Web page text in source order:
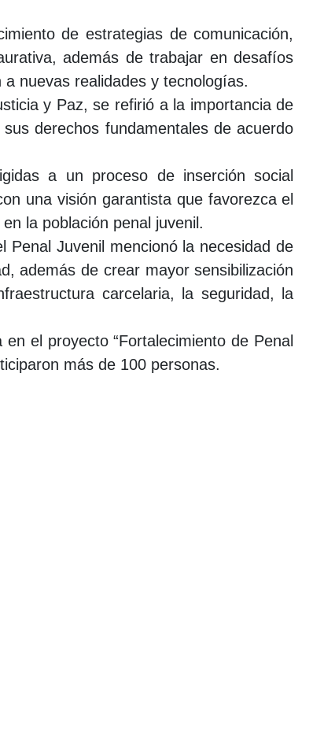
de estrategias de comunicación,
además de trabajar en desafíos
nuevas realidades y tecnologías.
y Paz, se refirió a la importancia de
derechos fundamentales de acuerdo
a un proceso de inserción social
una visión garantista que favorezca el
la población penal juvenil.
Juvenil mencionó la necesidad de
además de crear mayor sensibilización
carcelaria, la seguridad, la
el proyecto “Fortalecimiento de Penal
más de 100 personas.